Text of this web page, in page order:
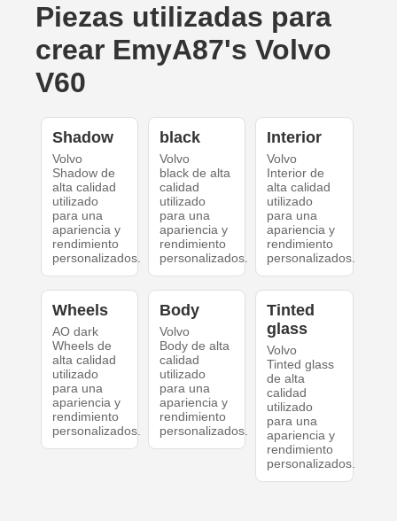
Piezas utilizadas para
crear EmyA87's Volvo
V60
Shadow
Volvo
Shadow de
alta calidad
utilizado
para una
apariencia y
rendimiento
personalizados.
black
Volvo
black de alta
calidad
utilizado
para una
apariencia y
rendimiento
personalizados.
Interior
Volvo
Interior de
alta calidad
utilizado
para una
apariencia y
rendimiento
personalizados.
Wheels
AO dark
Wheels de
alta calidad
utilizado
para una
apariencia y
rendimiento
personalizados.
Body
Volvo
Body de alta
calidad
utilizado
para una
apariencia y
rendimiento
personalizados.
Tinted
glass
Volvo
Tinted glass
de alta
calidad
utilizado
para una
apariencia y
rendimiento
personalizados.